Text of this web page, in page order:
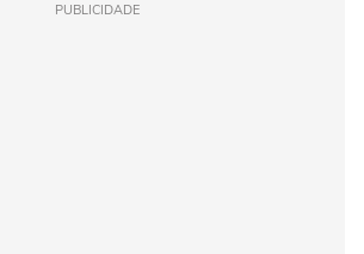
PUBLICIDADE